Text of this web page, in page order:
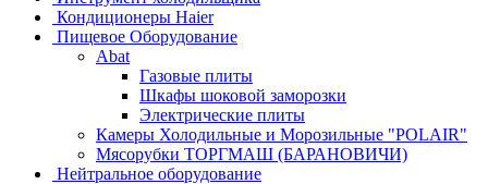
Кондиционеры Haier
Пищевое Оборудование
Abat
Газовые плиты
Шкафы шоковой заморозки
Электрические плиты
Камеры Холодильные и Морозильные "POLAIR"
Мясорубки ТОРГМАШ (БАРАНОВИЧИ)
Нейтральное оборудование